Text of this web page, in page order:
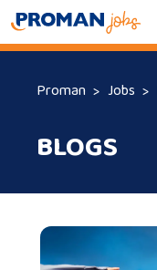
Proman Jobs
BLOGS